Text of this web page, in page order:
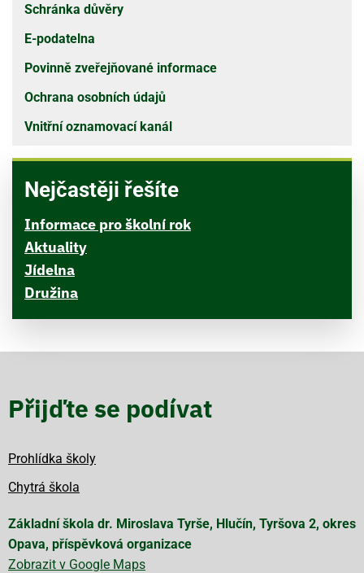
Schránka důvěry
E-podatelna
Povinně zveřejňované informace
Ochrana osobních údajů
Vnitřní oznamovací kanál
Nejčastěji řešíte
Informace pro školní rok
Aktuality
Jídelna
Družina
Přijďte se podívat
Prohlídka školy
Chytrá škola
Základní škola dr. Miroslava Tyrše, Hlučín, Tyršova 2, okres
Opava, příspěvková organizace
Zobrazit v Google Maps